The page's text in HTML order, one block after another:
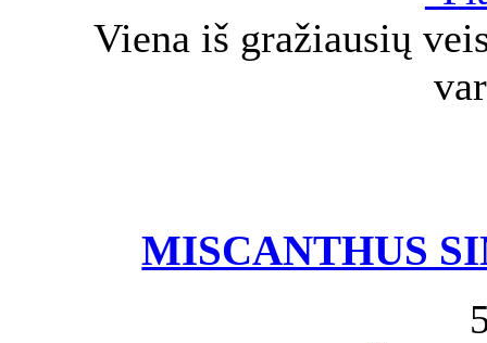
Viena iš gražiausių
MISCANTHUS